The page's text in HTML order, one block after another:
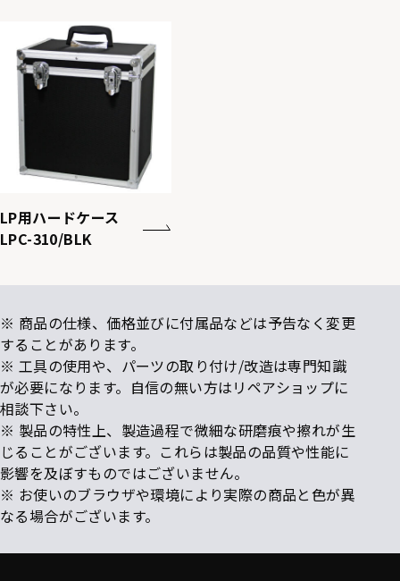
LP用ハードケース
LPC-310/BLK
※ 商品の仕様、価格並びに付属品などは予告なく変更
することがあります。
※ 工具の使用や、パーツの取り付け/改造は専門知識
が必要になります。自信の無い方はリペアショップに
相談下さい。
※ 製品の特性上、製造過程で微細な研磨痕や擦れが生
じることがございます。これらは製品の品質や性能に
影響を及ぼすものではございません。
※ お使いのブラウザや環境により実際の商品と色が異
なる場合がございます。